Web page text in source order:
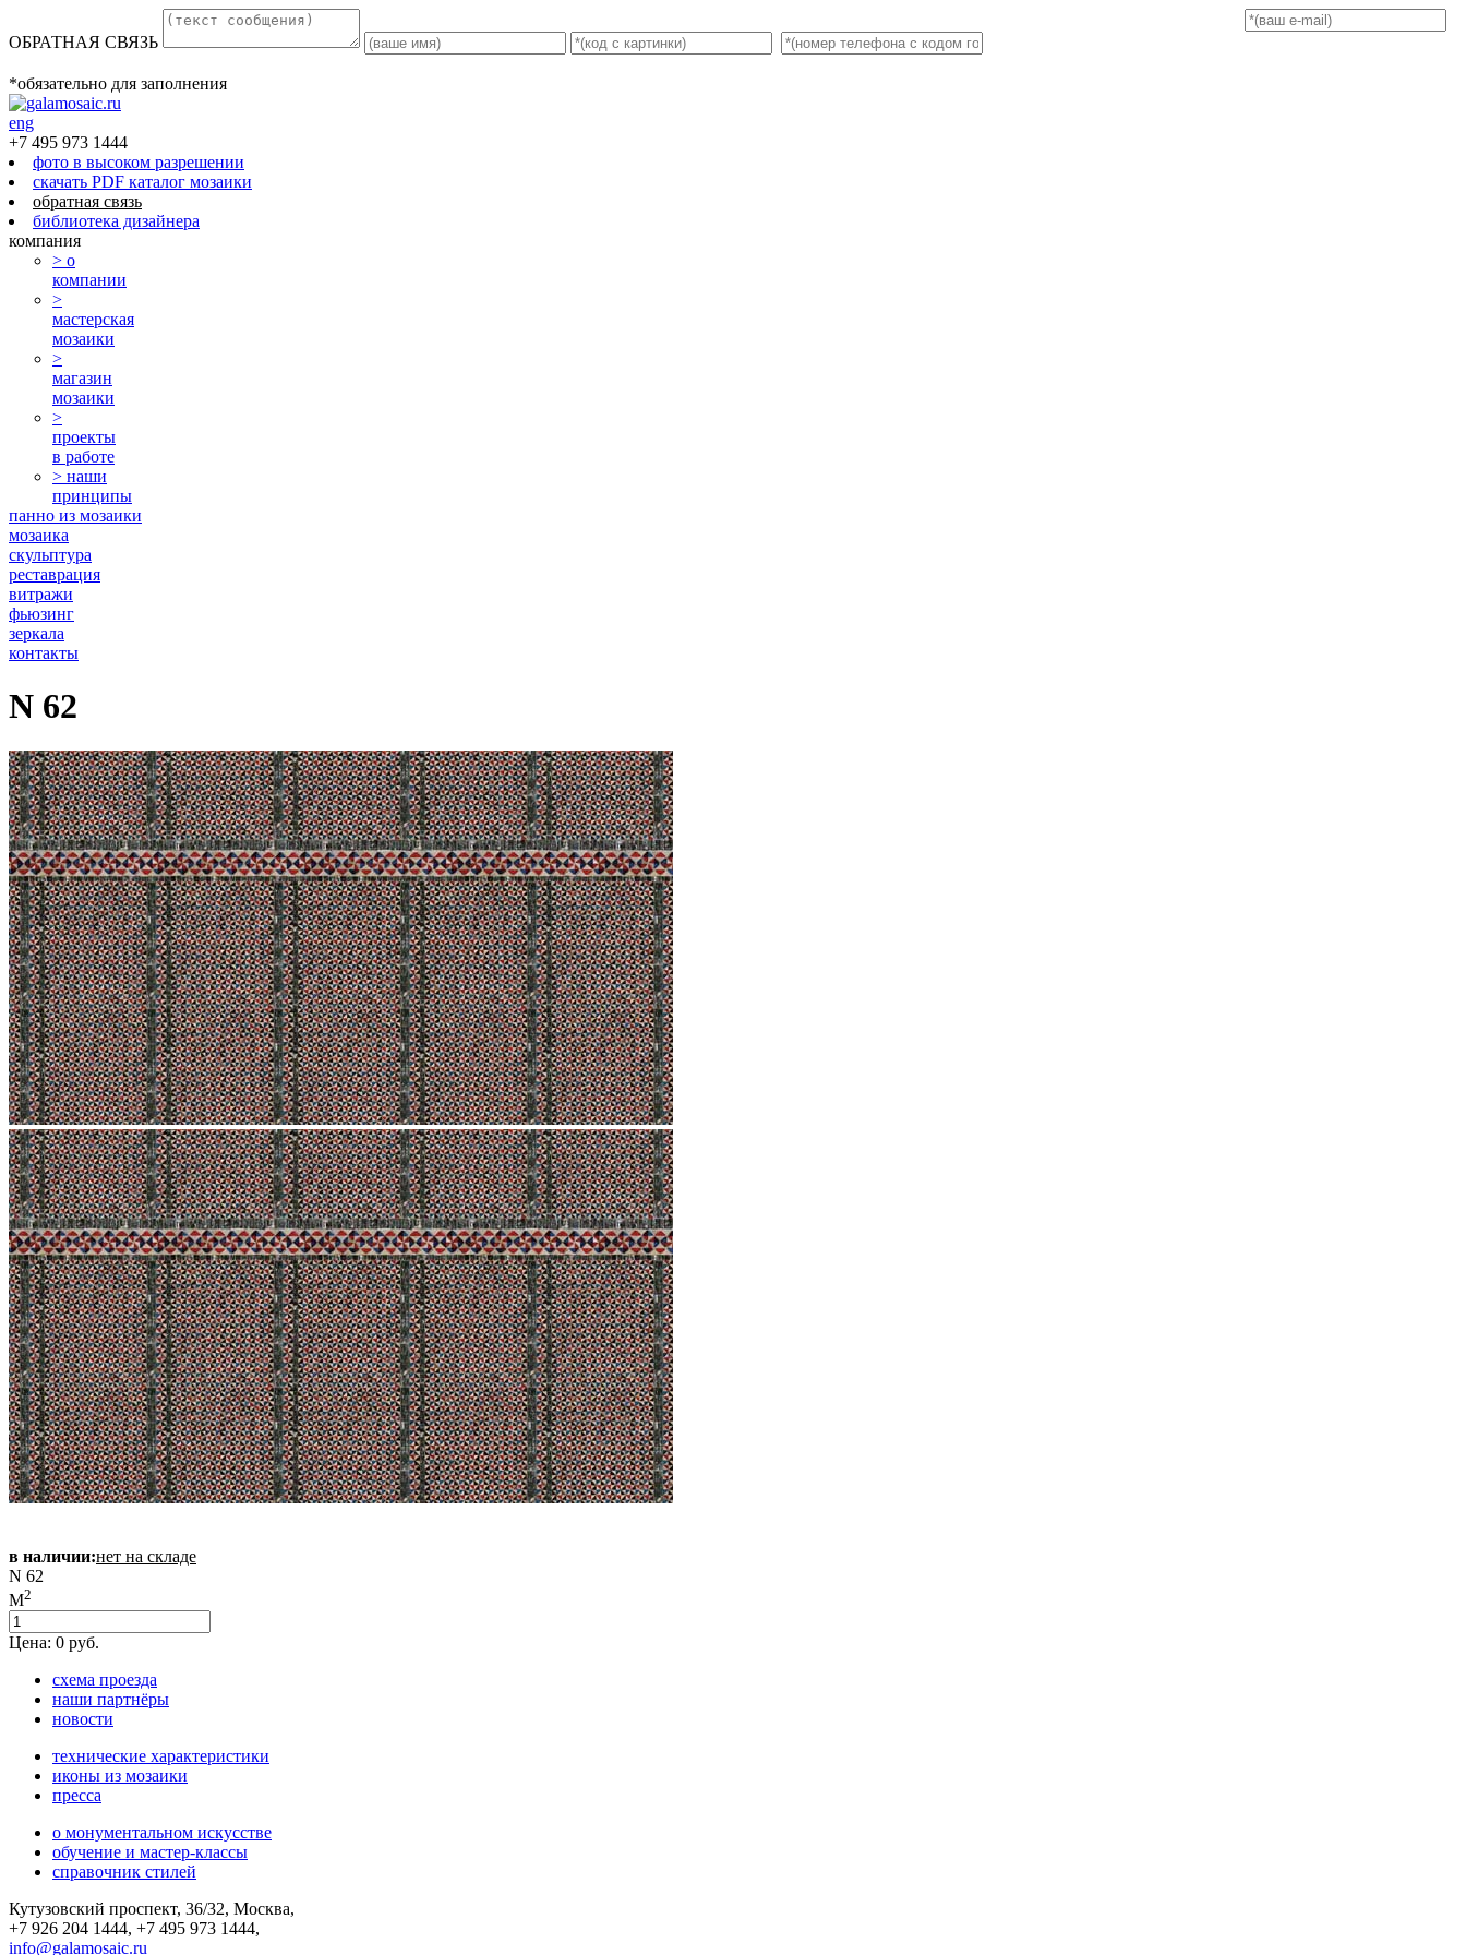
ОБРАТНАЯ СВЯЗЬ
*обязательно для заполнения
eng
+7 495 973 1444
фото в высоком разрешении
скачать PDF каталог мозаики
обратная связь
библиотека дизайнера
компания
> о
компании
>
мастерская
мозаики
>
магазин
мозаики
>
проекты
в работе
> наши
принципы
панно из мозаики
мозаика
скульптура
реставрация
витражи
фьюзинг
зеркала
контакты
N 62
в наличии:нет на складе
N 62
M2
Цена: 0 руб.
схема проезда
наши партнёры
новости
технические характеристики
иконы из мозаики
пресса
о монументальном искусстве
обучение и мастер-классы
справочник стилей
Кутузовский проспект, 36/32, Москва,
+7 926 204 1444, +7 495 973 1444,
info@galamosaic.ru